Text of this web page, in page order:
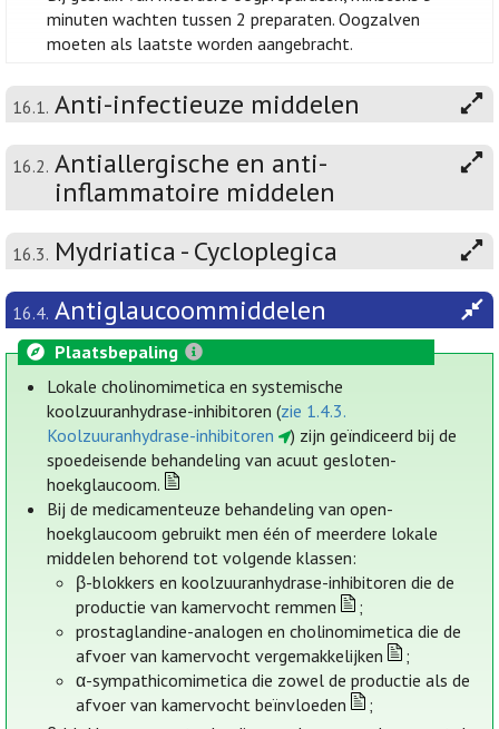
minuten wachten tussen 2 preparaten. Oogzalven
moeten als laatste worden aangebracht.
16.1. Anti-infectieuze middelen
16.2. Antiallergische en anti-
inflammatoire middelen
16.3. Mydriatica - Cycloplegica
16.4. Antiglaucoommiddelen
Plaatsbepaling
Lokale cholinomimetica en systemische
koolzuuranhydrase-inhibitoren (zie 1.4.3.
Koolzuuranhydrase-inhibitoren
) zijn geïndiceerd bij de
spoedeisende behandeling van acuut gesloten-
hoekglaucoom.
Bij de medicamenteuze behandeling van open-
hoekglaucoom gebruikt men één of meerdere lokale
middelen behorend tot volgende klassen:
β-blokkers en koolzuuranhydrase-inhibitoren die de
productie van kamervocht remmen
;
prostaglandine-analogen en cholinomimetica die de
afvoer van kamervocht vergemakkelijken
;
α-sympathicomimetica die zowel de productie als de
afvoer van kamervocht beïnvloeden
;